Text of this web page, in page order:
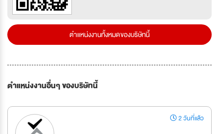
ตำแหน่งงานทั้งหมดของบริษัทนี้
ตำแหน่งงานอื่นๆ ของบริษัทนี้
2 วันที่แล้ว